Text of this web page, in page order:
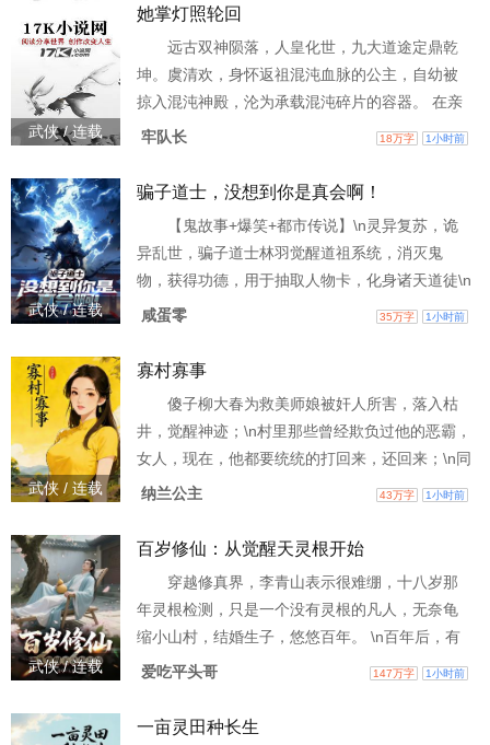
假冒镇北王世子，继承镇北王的爵位，统辖西北
始他的假冒生涯，一头扎进滚滚红尘。 若干年
后，道门敬他为仙，佛门视他如佛。一个和尚向
其密报王府有妖气，许玉华
武侠 / 连载
她掌灯照轮回
远古双神陨落，人皇化世，九大道途定鼎乾
坤。虞清欢，身怀返祖混沌血脉的公主，自幼被
掠入混沌神殿，沦为承载混沌碎片的容器。 在亲
手杀死挚友、从尸山血海中爬出后，她踏上了一
力，都在侵蚀她的神魂与肉身。 她在逃亡中得到
白灵儿，铃声清脆，像一道光照进她满是阴霾的
世界。 此后她破神殿、闯秘境、入北境、战皇
朝，手中浊世刀斩尽魑魅
牢队长 18万字 1小时前
武侠 / 连载
骗子道士，没想到你是真会啊！
【鬼故事+爆笑+都市传说】\n灵异复苏，诡
异乱世，骗子道士林羽觉醒道祖系统，消灭鬼
物，获得功德，用于抽取人物卡，化身诸天道徒\n
面对各种凶残、诡异邪门的鬼物，他化万界圣
得比对方更恐怖！ \n雷电法王石坚打山村老尸到
\n……\n当恐怖禁墟降临，一尊尊阴神屹立，世界
陷入无边的黑暗\n身化道祖的林羽，背负七星剑走
出，镇
咸蛋零 35万字 1小时前
武侠 / 连载
寡村寡事
傻子柳大春为救美师娘被奸人所害，落入枯
井，觉醒神迹；\n村里那些曾经欺负过他的恶霸，
女人，现在，他都要统统的打回来，还回来；\n同
时，开启修魔之路，世界都要因他颤抖。
纳兰公主 43万字 1小时前
武侠 / 连载
百岁修仙：从觉醒天灵根开始
穿越修真界，李青山表示很难绷，十八岁那
年灵根检测，只是一个没有灵根的凡人，无奈龟
缩小山村，结婚生子，悠悠百年。 \n百年后，有
仙人途经小山村，竟然检测出了我是天灵根？\n老
要……\n要，狗不要我要！\n百岁修仙，正是当打
爱吃平头哥 147万字 1小时前
一亩灵田种长生